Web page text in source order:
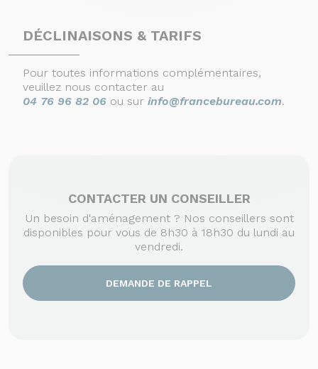
DÉCLINAISONS & TARIFS
Pour toutes informations complémentaires,
veuillez nous contacter au
04 76 96 82 06 ou sur info@francebureau.com.
CONTACTER UN CONSEILLER
Un besoin d'aménagement ? Nos conseillers sont
disponibles pour vous de 8h30 à 18h30 du lundi au
vendredi.
DEMANDE DE RAPPEL